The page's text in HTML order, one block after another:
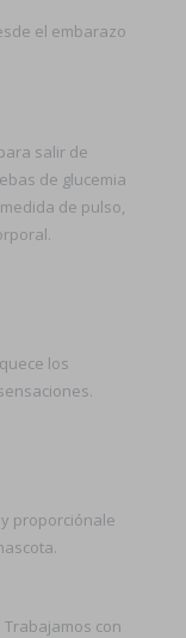
el embarazo
salir de
de glucemia
de pulso,
los
proporciónale
con